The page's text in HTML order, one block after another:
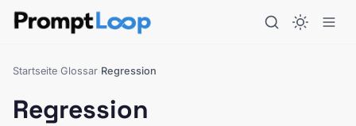
Startseite Glossar Regression
Regression